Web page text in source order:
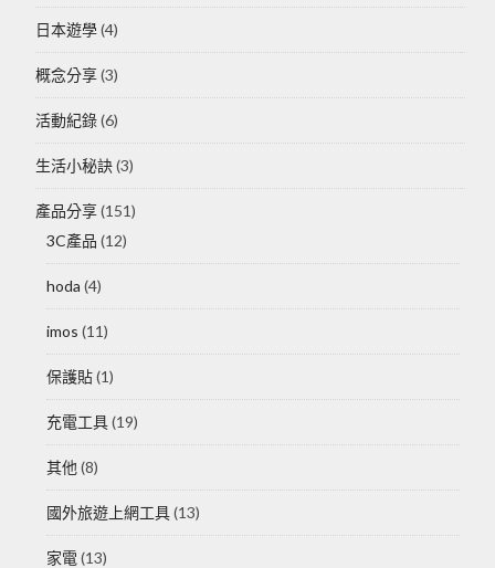
日本遊學(4)
概念分享(3)
活動紀錄(6)
生活小秘訣(3)
產品分享(151)
3C產品 (12)
hoda (4)
imos (11)
保護貼(1)
充電工具(19)
其他 (8)
國外旅遊上網工具(13)
家電 (13)